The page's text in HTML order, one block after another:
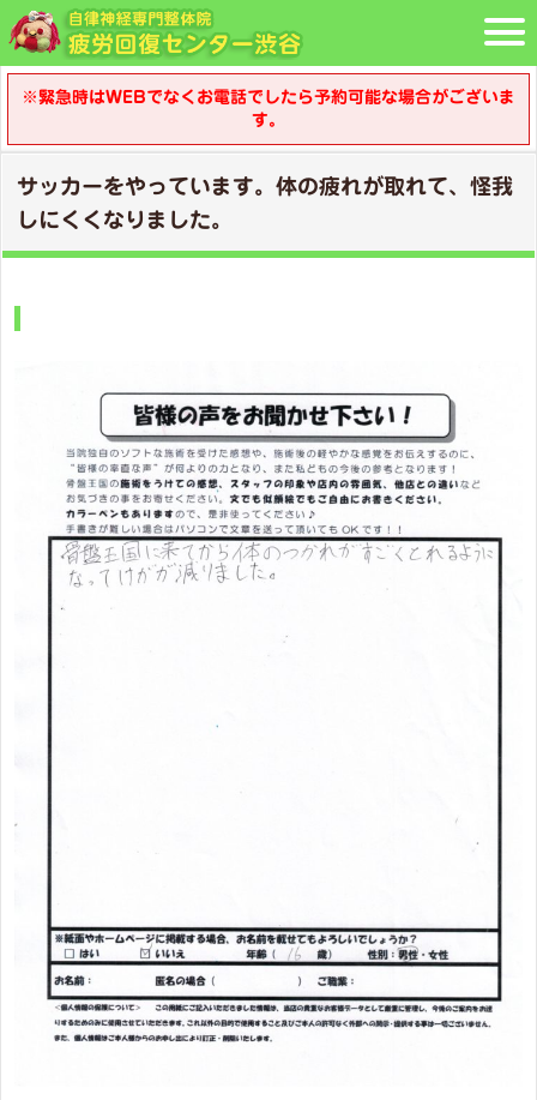
※緊急時はWEBでなくお電話でしたら予約可能な場合がございま
す。
サッカーをやっています。体の疲れが取れて、怪我
しにくくなりました。